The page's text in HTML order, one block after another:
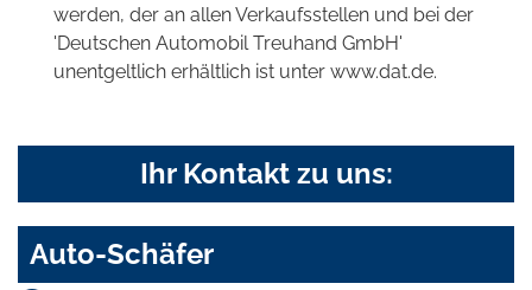
werden, der an allen Verkaufsstellen und bei der
'Deutschen Automobil Treuhand GmbH'
unentgeltlich erhältlich ist unter www.dat.de.
Ihr Kontakt zu uns:
Auto-Schäfer